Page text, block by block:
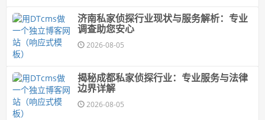
济南私家侦探行业现状与服务解析：专业
调查助您安心
2026-08-05
揭秘成都私家侦探行业：专业服务与法律
边界详解
2026-08-05